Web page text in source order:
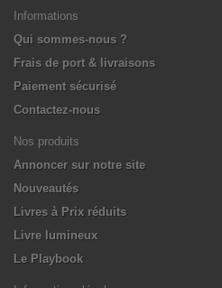
Informations
Qui sommes-nous ?
Frais de port & livraisons
Paiement sécurisé
Contactez-nous
Nos produits
Annoncer sur notre site
Nouveautés
Livres à Prix réduits
Livre lumineux
Le Playbook